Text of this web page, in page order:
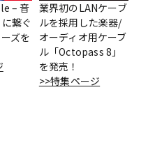
パーカッション
– 音
繋ぐ
ズを
業界初のLANケーブ
ルを採用した楽器/
オーディオ用ケーブ
ル「Octopass 8」
を発売！
>>特集ページ